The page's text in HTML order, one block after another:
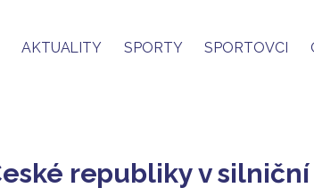
AKTUALITY SPORTY SPORTOVCI
republiky v